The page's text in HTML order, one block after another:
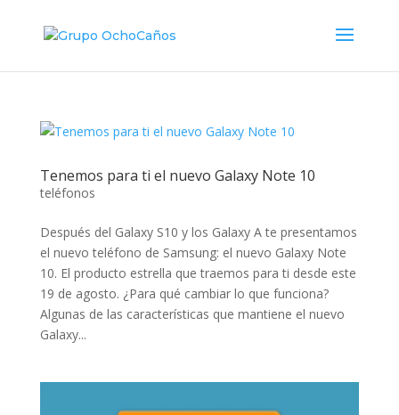
Tenemos para ti el nuevo Galaxy Note 10
teléfonos
Después del Galaxy S10 y los Galaxy A te presentamos
el nuevo teléfono de Samsung: el nuevo Galaxy Note
10. El producto estrella que traemos para ti desde este
19 de agosto. ¿Para qué cambiar lo que funciona?
Algunas de las características que mantiene el nuevo
Galaxy...